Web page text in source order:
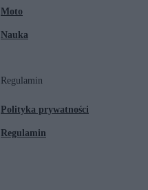
Moto
Nauka
Regulamin
Polityka prywatności
Regulamin